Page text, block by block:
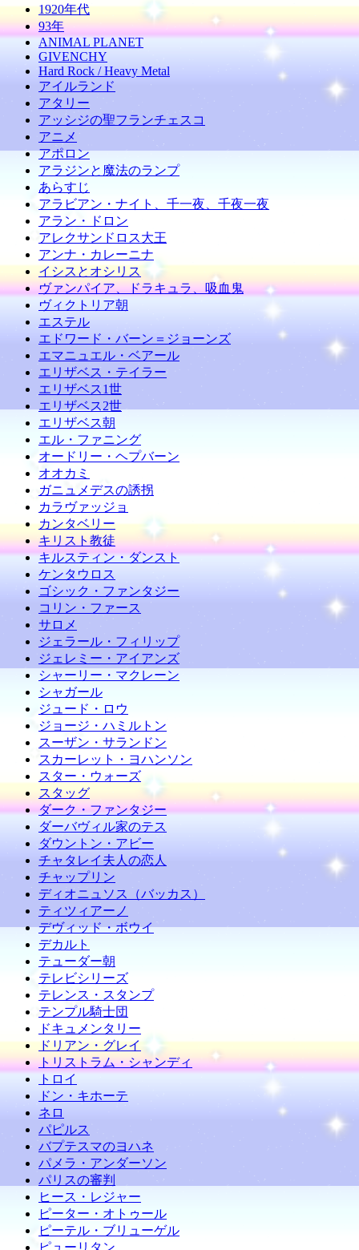
1920年代
93年
ANIMAL PLANET
GIVENCHY
Hard Rock / Heavy Metal
アイルランド
アタリー
アッシジの聖フランチェスコ
アニメ
アポロン
アラジンと魔法のランプ
あらすじ
アラビアン・ナイト、千一夜、千夜一夜
アラン・ドロン
アレクサンドロス大王
アンナ・カレーニナ
イシスとオシリス
ヴァンパイア、ドラキュラ、吸血鬼
ヴィクトリア朝
エステル
エドワード・バーン＝ジョーンズ
エマニュエル・ベアール
エリザベス・テイラー
エリザベス1世
エリザベス2世
エリザベス朝
エル・ファニング
オードリー・ヘプバーン
オオカミ
ガニュメデスの誘拐
カラヴァッジョ
カンタベリー
キリスト教徒
キルスティン・ダンスト
ケンタウロス
ゴシック・ファンタジー
コリン・ファース
サロメ
ジェラール・フィリップ
ジェレミー・アイアンズ
シャーリー・マクレーン
シャガール
ジュード・ロウ
ジョージ・ハミルトン
スーザン・サランドン
スカーレット・ヨハンソン
スター・ウォーズ
スタッグ
ダーク・ファンタジー
ダーバヴィル家のテス
ダウントン・アビー
チャタレイ夫人の恋人
チャップリン
ディオニュソス（バッカス）
ティツィアーノ
デヴィッド・ボウイ
デカルト
テューダー朝
テレビシリーズ
テレンス・スタンプ
テンプル騎士団
ドキュメンタリー
ドリアン・グレイ
トリストラム・シャンディ
トロイ
ドン・キホーテ
ネロ
パピルス
バプテスマのヨハネ
パメラ・アンダーソン
パリスの審判
ヒース・レジャー
ピーター・オトゥール
ピーテル・ブリューゲル
ピューリタン